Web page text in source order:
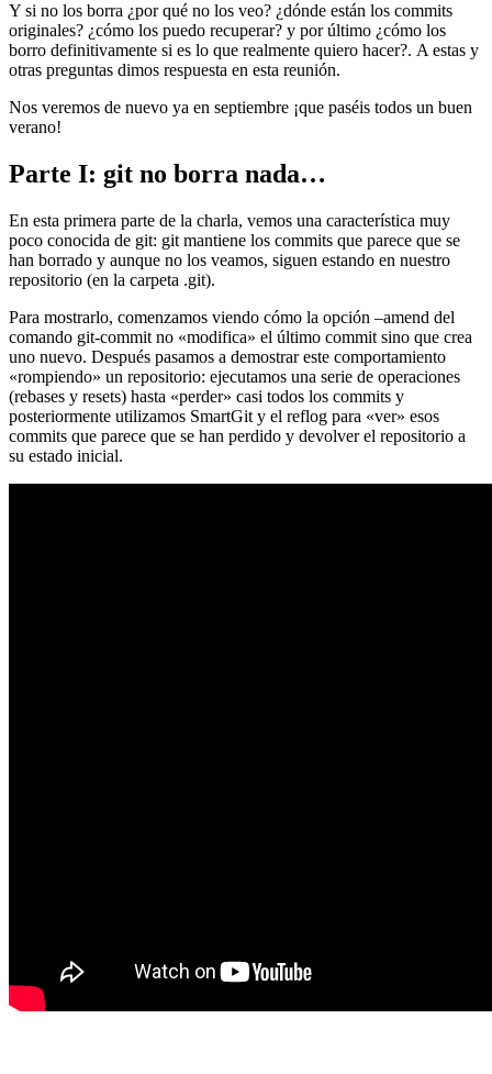
Y si no los borra ¿por qué no los veo? ¿dónde están los commits
originales? ¿cómo los puedo recuperar? y por último ¿cómo los
borro definitivamente si es lo que realmente quiero hacer?. A estas y
otras preguntas dimos respuesta en esta reunión.
Nos veremos de nuevo ya en septiembre ¡que paséis todos un buen
verano!
Parte I: git no borra nada…
En esta primera parte de la charla, vemos una característica muy
poco conocida de git: git mantiene los commits que parece que se
han borrado y aunque no los veamos, siguen estando en nuestro
repositorio (en la carpeta .git).
Para mostrarlo, comenzamos viendo cómo la opción –amend del
comando git-commit no «modifica» el último commit sino que crea
uno nuevo. Después pasamos a demostrar este comportamiento
«rompiendo» un repositorio: ejecutamos una serie de operaciones
(rebases y resets) hasta «perder» casi todos los commits y
posteriormente utilizamos SmartGit y el reflog para «ver» esos
commits que parece que se han perdido y devolver el repositorio a
su estado inicial.